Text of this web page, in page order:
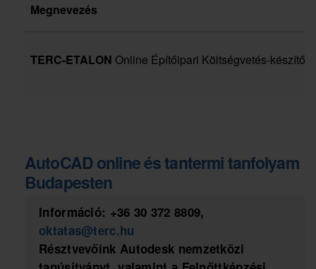
Megnevezés
TERC-ETALON Online Építőipari Költségvetés-készítő
AutoCADonline és tantermi tanfolyam
Budapesten
Információ: +36 30 372 8809,
oktatas@terc.hu
Résztvevőink Autodesk nemzetközi